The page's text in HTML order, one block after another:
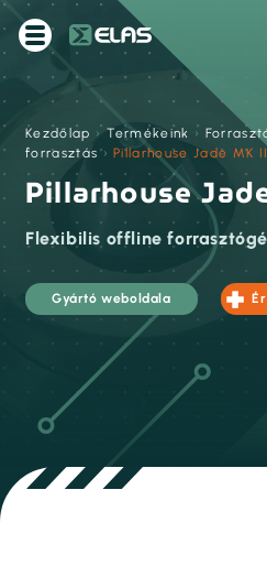
Kezdőlap › Termékeink ›
forrasztás ›Pillarhouse Jade MK II
Pillarhouse
Flexibilis offline
Gyártó weboldala